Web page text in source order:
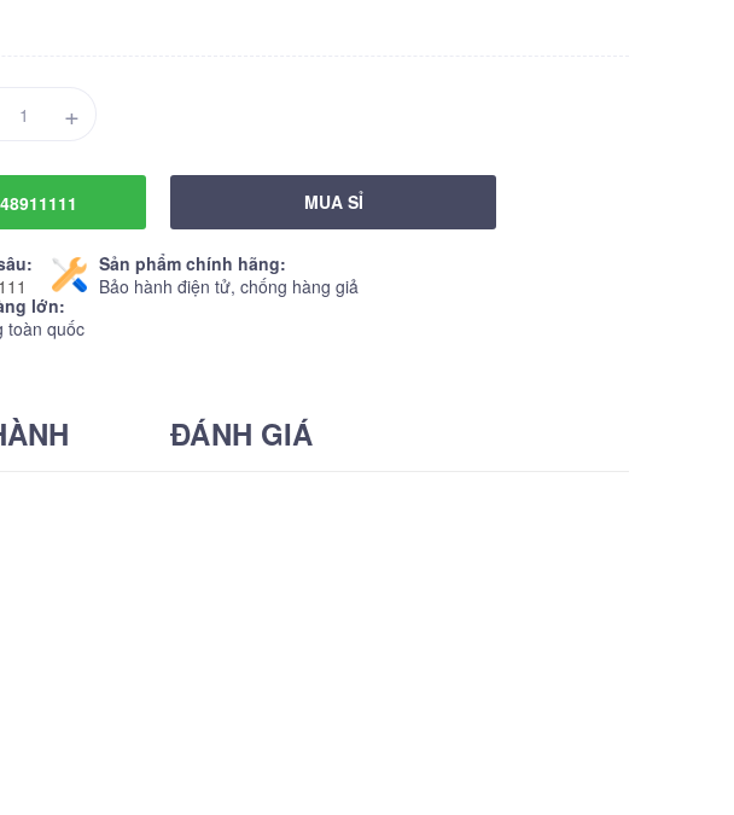
+
MUA SỈ
Sản phẩm chính hãng:
Bảo hành điện tử, chống hàng giả
lớn:
toàn quốc
ĐÁNH GIÁ